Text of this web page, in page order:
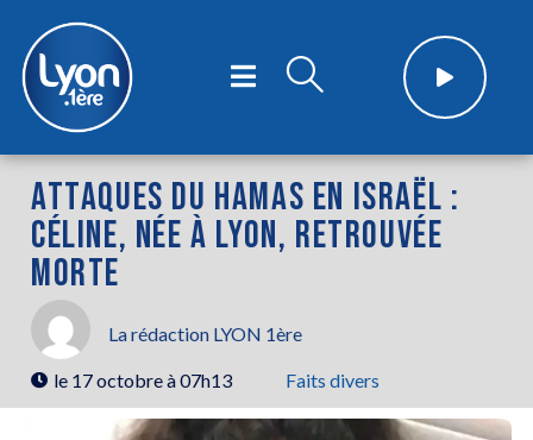
ATTAQUES DU HAMAS EN ISRAËL :
CÉLINE, NÉE À LYON, RETROUVÉE
MORTE
La rédaction LYON 1ère
le 17 octobre à 07h13 Faits divers